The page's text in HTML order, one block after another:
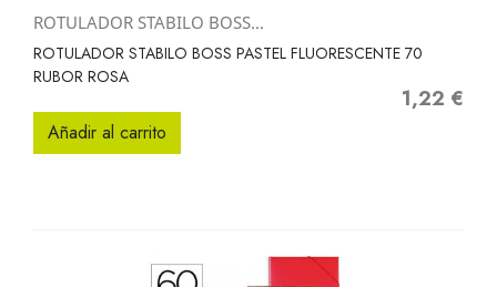
ROTULADOR STABILO BOSS...
ROTULADOR STABILO BOSS PASTEL FLUORESCENTE 70
RUBOR ROSA
Precio
1,22 €
Añadir al carrito